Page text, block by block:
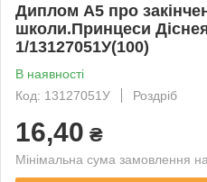
Диплом А5 про
школи.Принцеси
1/13127051У(100)
В наявності
Код: 13127051У
Роздріб
16,40 ₴
Мінімальна сума замовлення